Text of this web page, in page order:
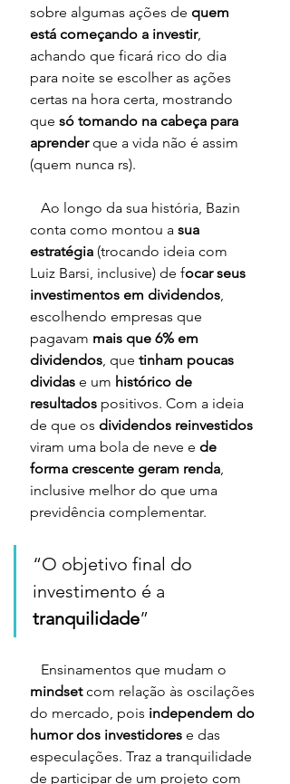
sobre algumas ações de quem
está começando a investir,
achando que ficará rico do dia
para noite se escolher as ações
certas na hora certa, mostrando
que só tomando na cabeça para
aprender que a vida não é assim
(quem nunca rs).
conta como montou a sua
estratégia (trocando ideia com
Luiz Barsi, inclusive) de focar seus
investimentos em dividendos
escolhendo empresas que
pagavam mais que 6% em
dividendos , que tinham poucas
dividas e um histórico de
resultados positivos. Com a ideia
de que os dividendos reinvestidos
viram uma bola de neve e de
forma crescente geram renda
inclusive melhor do que uma
previdência complementar.
“O objetivo final do
investimento é a
tranquilidade”
   Ensinamentos que mudam o
mindset com relação às oscilações
do mercado, pois independem do
humor dos investidores e das
especulações. Traz a tranquilidade
de participar de um projeto com